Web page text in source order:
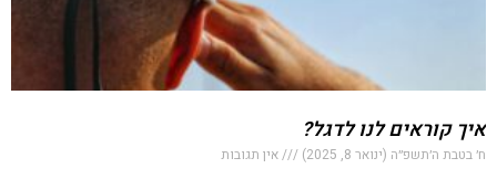
איך קוראים לנו לדגל?
ח׳ בטבת ה׳תשפ״ה (ינואר 8, 2025) אין תגובות